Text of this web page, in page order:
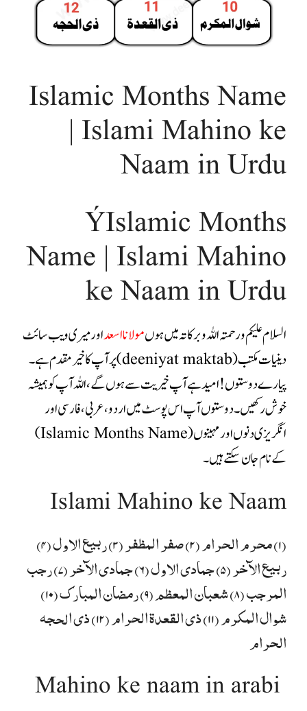
Islamic Months Name
| Islami Mahino ke
Naam in Urdu
ÝIslamic Months
Name | Islami Mahino
ke Naam in Urdu
السلام علیکم ورحمتہ اللہ وبرکاتہ میں ہوںمولانا اسعداور میری ویب سائٹ
دینیات مکتب (deeniyat maktab) پر آپ کا خیر مقدم ہے۔
پیارے دوستوں ! امید ہے آپ خیریت سے ہوں گے، اللہ آپ کو ہمیشہ
خوش رکھیں ۔دوستوںآپ اس پوسٹ میں اردو ،عربی،فارسی اور
انگریزی دنوں اور مہینوں (Islamic Months Name)
کے نام جان سکتے ہیں۔
Islami Mahino ke Naam
(۱) محرم الحرام (۲) صفر المظفر (۳) ربیع الاول (۴)
ربیع الآخر (۵) جمادی الاول (۶) جمادی الآخر (۷) رجب
المرجب (۸) شعبان المعظم (۹) رمضان المبارک (۱۰)
شوال المکرم (۱۱) ذی القعدة الحرام (۱۲) ذی الحجه
الحرام
Mahino ke naam in arabi